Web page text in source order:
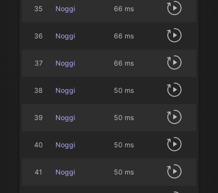
35 Noggi 66 ms
36 Noggi 66 ms
37 Noggi 66 ms
38 Noggi 50 ms
39 Noggi 50 ms
40 Noggi 50 ms
41 Noggi 50 ms